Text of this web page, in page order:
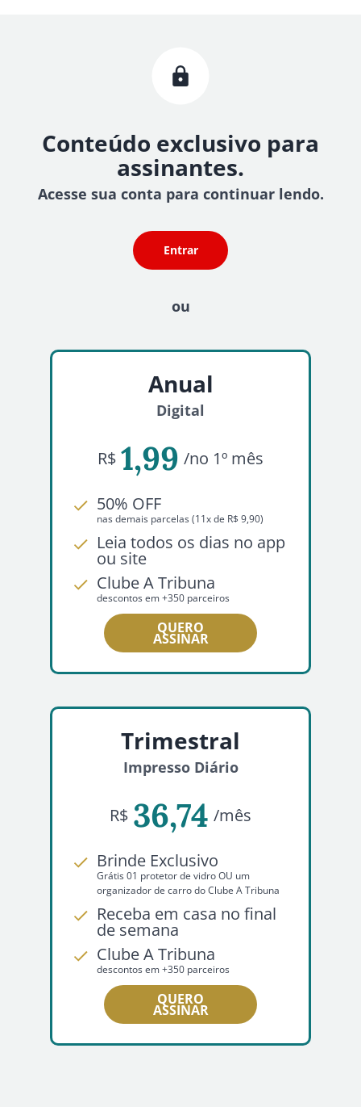
Conteúdo exclusivo para
assinantes.
Acesse sua conta para continuar lendo.
Entrar
ou
Anual
Digital
R$ 1,99 /no 1º mês
50% OFF
nas demais parcelas (11x de R$ 9,90)
Leia todos os dias no app
ou site
Clube A Tribuna
descontos em +350 parceiros
QUERO
ASSINAR
Trimestral
Impresso Diário
R$ 36,74 /mês
Brinde Exclusivo
Grátis 01 protetor de vidro OU um
organizador de carro do Clube A Tribuna
Receba em casa no final
de semana
Clube A Tribuna
descontos em +350 parceiros
QUERO
ASSINAR